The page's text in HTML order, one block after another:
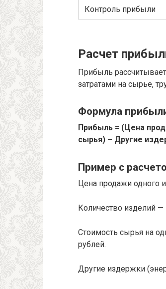
Контроль прибыли
Расчет
Прибыль
затратами на сырье,
Формула
Прибыль = (Цена
сырья) – Другие
Пример с
Цена продажи одного
Количество изделий —
Стоимость сырья на
рублей.
Другие издержки